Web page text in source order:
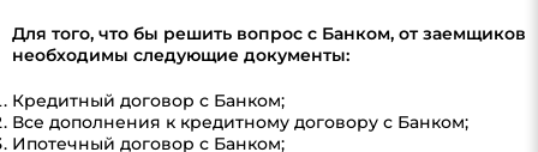
Для того, что бы решить вопрос с Банком, от заемщиков
необходимы следующие документы:
Кредитный договор с Банком;
Все дополнения к кредитному договору с Банком;
Ипотечный договор с Банком;